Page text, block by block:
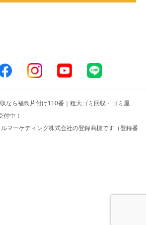
なら福島片付け110番｜粗大ゴミ回収・ゴミ屋
付中！
ルマーケティング株式会社の登録商標です（登録番